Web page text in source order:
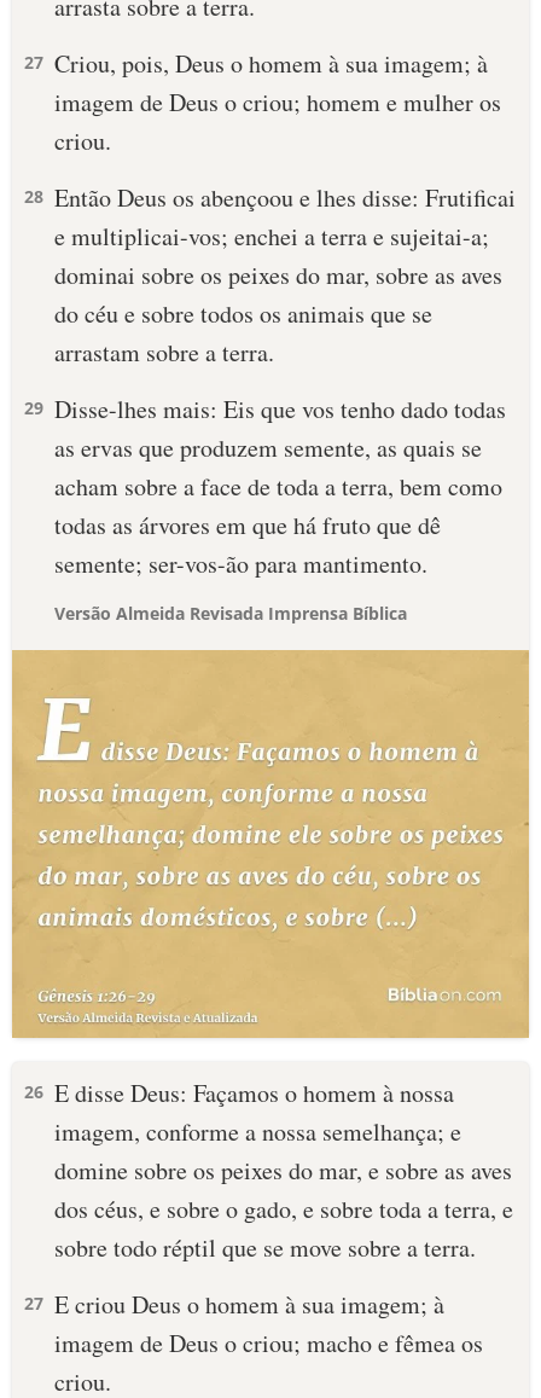
arrasta sobre a terra.
27 Criou, pois, Deus o homem à sua imagem; à
imagem de Deus o criou; homem e mulher os
criou.
28 Então Deus os abençoou e lhes disse: Frutificai
e multiplicai-vos; enchei a terra e sujeitai-a;
dominai sobre os peixes do mar, sobre as aves
do céu e sobre todos os animais que se
arrastam sobre a terra.
29 Disse-lhes mais: Eis que vos tenho dado todas
as ervas que produzem semente, as quais se
acham sobre a face de toda a terra, bem como
todas as árvores em que há fruto que dê
semente; ser-vos-ão para mantimento.
Versão Almeida Revisada Imprensa Bíblica
26 E disse Deus: Façamos o homem à nossa
imagem, conforme a nossa semelhança; e
domine sobre os peixes do mar, e sobre as aves
dos céus, e sobre o gado, e sobre toda a terra, e
sobre todo réptil que se move sobre a terra.
27 E criou Deus o homem à sua imagem; à
imagem de Deus o criou; macho e fêmea os
criou.